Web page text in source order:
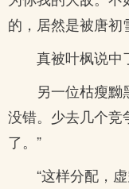
的，居然是被唐初
真被叶枫说中
另一位枯瘦黝
没错。少去几个竞
了。”
“这样分配，